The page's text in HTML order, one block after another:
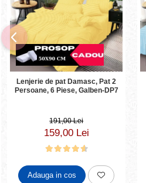
Lenjerie de pat Damasc, Pat 2
Persoane, 6 Piese, Galben-DP7
191,00 Lei
159,00 Lei
Adauga in cos